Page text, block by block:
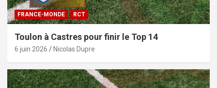
FRANCE-MONDE RCT
Toulon à Castres pour finir le Top 14
6 juin 2026 Nicolas Dupre